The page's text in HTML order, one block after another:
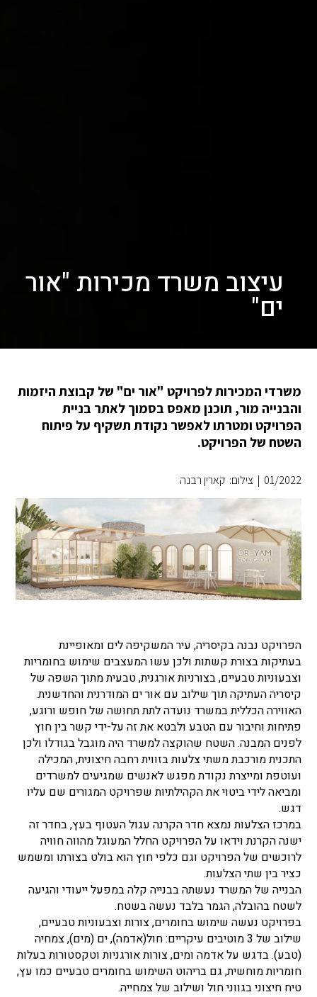
עיצוב משרד מכירות "אור
ים"
משרדי המכירות לפרויקט "אור ים" של קבוצת היזמות
והבנייה מור, תוכנן מאפס בסמוך לאתר בניית
הפרויקט ומטרתו לאפשר נקודת תשקיף על פיתוח
השטח של הפרויקט.
01/2022
| צילום: קארין רבנה
הפרויקט נבנה בקיסריה, עיר המשקיפה לים ומאופיינת
בעתיקות בצורת קשתות ולכן עשו המעצבים שימוש בחומריות
וצבעוניות טבעיים, בצורניות אורגנית, טבעית מתוך השפה של
קיסריה העתיקה תוך שילוב עם אור ים המודרנית והחדשנית.
האווירה הכללית במשרד נועדה לתת תחושה של חופש ורוגע,
פתיחות וחיבור עם הטבע ולבטא את זה על-ידי קשר בין חוץ
לפנים המבנה. השטח שהוקצה למשרד היה מוגבל בגודלו ולכן
התכנית מורכבת משתי צלעות בזווית רחבה חיצונית, המכילה
ועוטפת ומייצרת נקודת מפגש לאנשים שמגיעים למשרדים
ומביאה לידי ביטוי את הקהילתיות שפרויקט המגורים שם עליו
דגש.
במרכז הצלעות נמצא חדר הקרנה עגול העטוף בעץ, בחדר זה
ישנה הקרנת וידאו על הפרויקט החלל המעוגל מהווה חוויה
לרוכשים של הפרויקט וגם כלפי חוץ הוא בולט בצורתו ומשמש
כציר בין שתי הצלעות.
הבנייה של המשרד נעשתה בבנייה קלה במפעל ייעודי והגיעה
לשטח בהובלה, הגמר בלבד נעשה בשטח.
בפרויקט נעשה שימוש בחומרים, צורות וצבעוניות טבעיים,
שילוב של 3 מוטיבים עיקריים: חול(אדמה), ים (מים), צמחיה
(טבע). בדגש על אדמה ומים, צורות אורגניות וטקסטורות בעלות
חומריות מוחשית, גם בריהוט השימוש בחומרים טבעיים כמו עץ,
טיח חיצוני בגווני חול ושילוב של צמחייה.